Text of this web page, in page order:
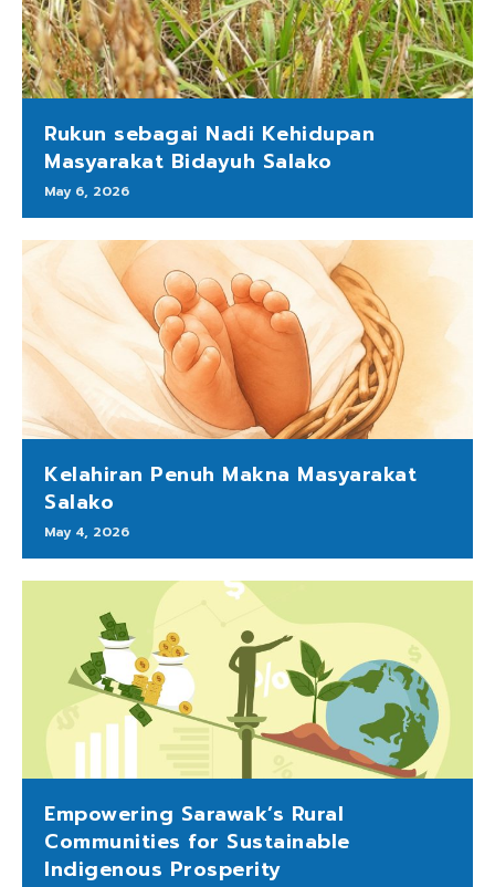
Rukun sebagai Nadi Kehidupan
Masyarakat Bidayuh Salako
May 6, 2026
Kelahiran Penuh Makna Masyarakat
Salako
May 4, 2026
Empowering Sarawak’s Rural
Communities for Sustainable
Indigenous Prosperity